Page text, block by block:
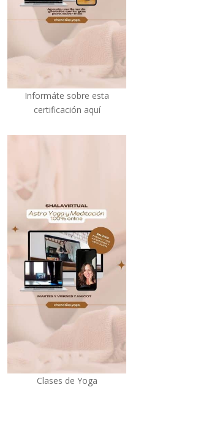
Informáte sobre esta
certificación aquí
Clases de Yoga